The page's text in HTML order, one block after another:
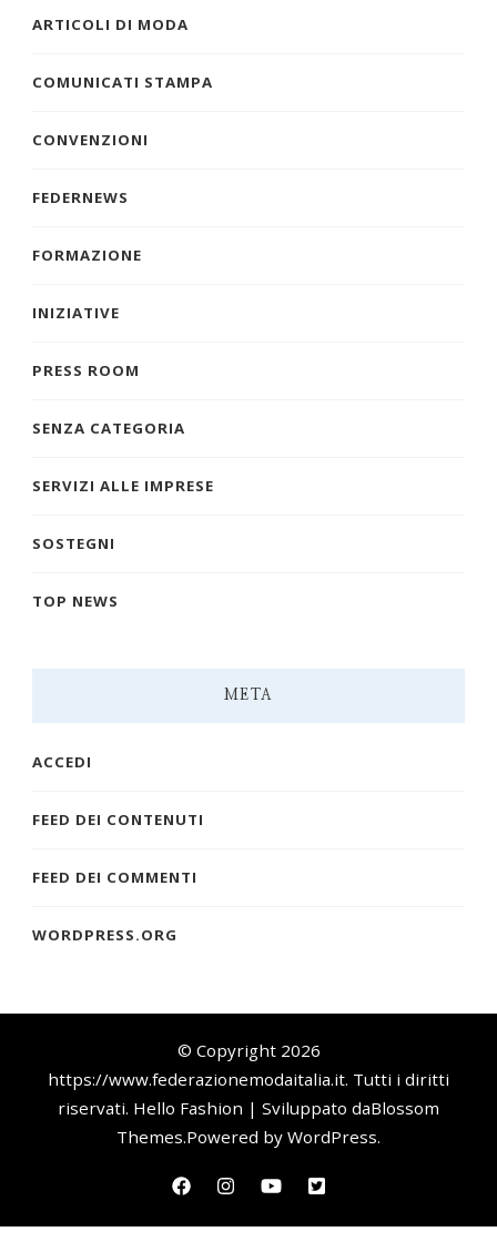
ARTICOLI DI MODA
COMUNICATI STAMPA
CONVENZIONI
FEDERNEWS
FORMAZIONE
INIZIATIVE
PRESS ROOM
SENZA CATEGORIA
SERVIZI ALLE IMPRESE
SOSTEGNI
TOP NEWS
META
ACCEDI
FEED DEI CONTENUTI
FEED DEI COMMENTI
WORDPRESS.ORG
© Copyright 2026
https://www.federazionemodaitalia.it. Tutti i diritti
riservati. Hello Fashion | Sviluppato daBlossom
Themes.Powered by WordPress.